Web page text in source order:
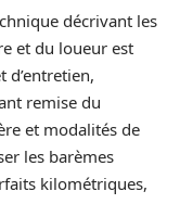
décrivant les
et du loueur est
d’entretien,
remise du
et modalités de
les barèmes
kilométriques,